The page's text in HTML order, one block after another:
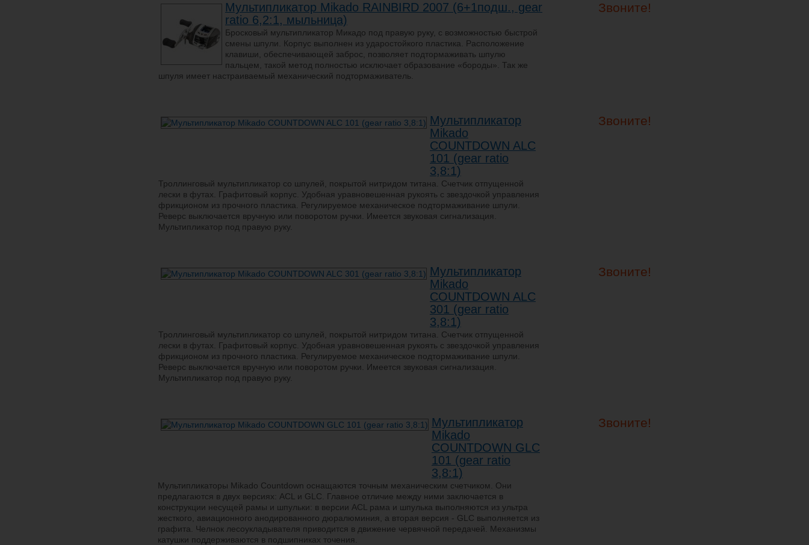
Мультипликатор Mikado RAINBIRD 2007 (6+1подш., gear
ratio 6,2:1, мыльница)
Бросковый мультипликатор Микадо под правую руку, с возможностью быстрой
смены шпули. Корпус выполнен из ударостойкого пластика. Расположение
клавиши, обеспечивающей заброс, позволяет подтормаживать шпулю
пальцем, такой метод полностью исключает образование «бороды». Так же
шпуля имеет настраиваемый механический подтормаживатель.
Звоните!
Мультипликатор
Mikado
COUNTDOWN ALC
101 (gear ratio
3,8:1)
Троллинговый мультипликатор со шпулей, покрытой нитридом титана. Счетчик отпущенной
лески в футах. Графитовый корпус. Удобная уравновешенная рукоять с звездочкой управления
фрикционом из прочного пластика. Регулируемое механическое подтормаживание шпули.
Реверс выключается вручную или поворотом ручки. Имеется звуковая сигнализация.
Мультипликатор под правую руку.
Звоните!
Мультипликатор
Mikado
COUNTDOWN ALC
301 (gear ratio
3,8:1)
Троллинговый мультипликатор со шпулей, покрытой нитридом титана. Счетчик отпущенной
лески в футах. Графитовый корпус. Удобная уравновешенная рукоять с звездочкой управления
фрикционом из прочного пластика. Регулируемое механическое подтормаживание шпули.
Реверс выключается вручную или поворотом ручки. Имеется звуковая сигнализация.
Мультипликатор под правую руку.
Звоните!
Мультипликатор
Mikado
COUNTDOWN GLC
101 (gear ratio
3,8:1)
Мультипликаторы Mikado Countdown оснащаются точным механическим счетчиком. Они
предлагаются в двух версиях: ACL и GLC. Главное отличие между ними заключается в
конструкции несущей рамы и шпульки: в версии ACL рама и шпулька выполняются из ультра
жесткого, авиационного анодированного дюралюминия, а вторая версия - GLC выполняется из
графита. Челнок лесоукладывателя приводится в движение червячной передачей. Механизмы
катушки поддерживаются в подшипниках точения.
Звоните!